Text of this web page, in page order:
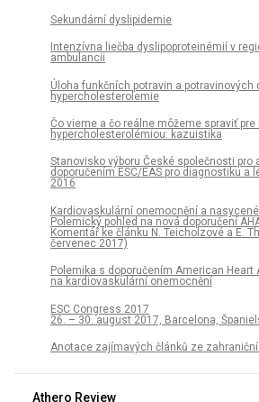
Sekundární dyslipidemie
Intenzívna liečba dyslipoproteinémií v
ambulancii
Úloha funkčních potravin a potravinových
hypercholesterolemie
Čo vieme a čo reálne môžeme spraviť
hypercholesterolémiou: kazuistika
Stanovisko výboru České společnosti pro
doporučením ESC/EAS pro diagnostiku a
2016
Kardiovaskulární onemocnění a
Polemický pohled na nová doporučení
Komentář ke článku N. Teicholzové a E.
červenec 2017)
Polemika s doporučením American
na kardiovaskulární onemocnění
ESC Congress 2017
26. – 30. august 2017, Barcelona,
Anotace zajímavých článků ze
Athero Review